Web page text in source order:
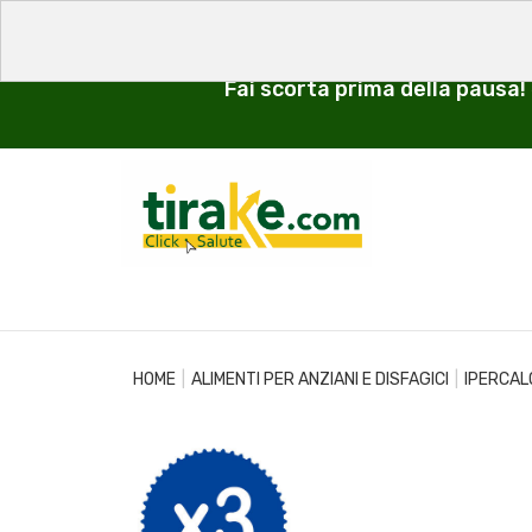
Fai scorta prima della
HOME ALIMENTI PER ANZIANI E DISFAGICI